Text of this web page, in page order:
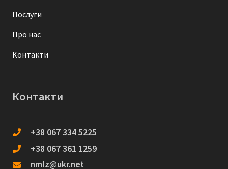
Послуги
Про нас
Контакти
Контакти
+38 067 334 5225
+38 067 361 1259
nmlz@ukr.net